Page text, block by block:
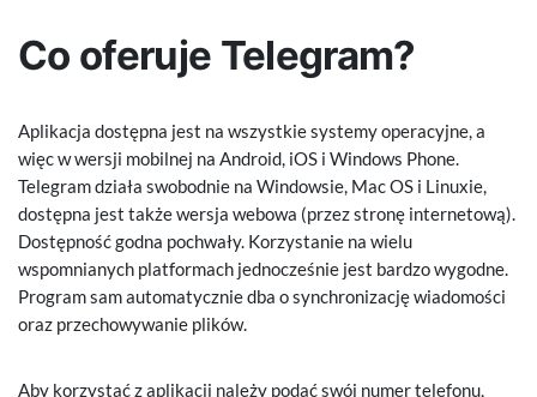
Co oferuje Telegram?
Aplikacja dostępna jest na wszystkie systemy operacyjne, a
więc w wersji mobilnej na Android, iOS i Windows Phone.
Telegram działa swobodnie na Windowsie, Mac OS i Linuxie,
dostępna jest także wersja webowa (przez stronę internetową).
Dostępność godna pochwały. Korzystanie na wielu
wspomnianych platformach jednocześnie jest bardzo wygodne.
Program sam automatycznie dba o synchronizację wiadomości
oraz przechowywanie plików.
Aby korzystać z aplikacji należy podać swój numer telefonu,